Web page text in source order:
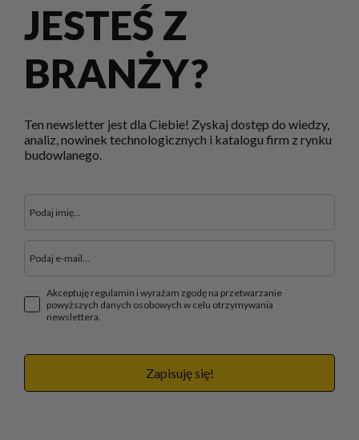
JESTEŚ Z
BRANŻY?
Ten newsletter jest dla Ciebie! Zyskaj dostęp do wiedzy,
analiz, nowinek technologicznych i katalogu firm z rynku
budowlanego.
Akceptuję regulamin i wyrażam zgodę na przetwarzanie
powyższych danych osobowych w celu otrzymywania
newslettera.
Zapisuję się!